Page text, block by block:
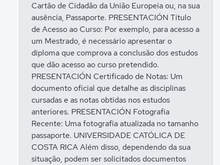
Cartão de Cidadão da União Europeia ou, na sua
ausência, Passaporte. PRESENTACIÓN Título
de Acesso ao Curso: Por exemplo, para acesso a
um Mestrado, é necessário apresentar o
diploma que comprova a conclusão dos estudos
que dão acesso ao curso pretendido.
PRESENTACIÓN Certificado de Notas: Um
documento oficial que detalhe as disciplinas
cursadas e as notas obtidas nos estudos
anteriores. PRESENTACIÓN Fotografia
Recente: Uma fotografia atualizada no tamanho
passaporte. UNIVERSIDADE CATÓLICA DE
COSTA RICA Além disso, dependendo da sua
situação, podem ser solicitados documentos